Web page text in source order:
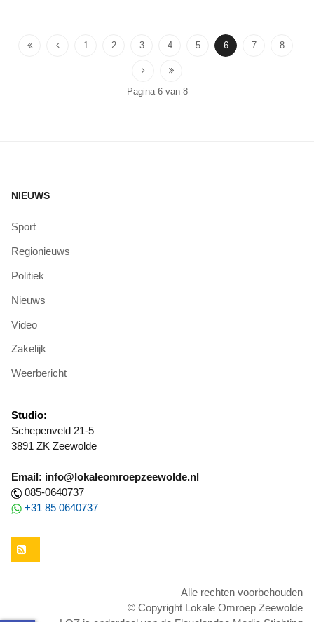
1 2 3 4 5 6 7 8
Pagina 6 van 8
NIEUWS
Sport
Regionieuws
Politiek
Nieuws
Video
Zakelijk
Weerbericht
Studio:
Schepenveld 21-5
3891 ZK Zeewolde
Email: info@lokaleomroepzeewolde.nl
085-0640737
+31 85 0640737
Alle rechten voorbehouden
© Copyright Lokale Omroep Zeewolde